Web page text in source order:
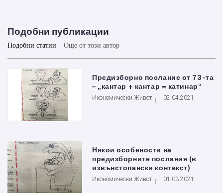
Подобни публикации
Подобни статии Още от този автор
Предизборно послание от 73-та
– „кантар + кантар = катинар“
Икономически Живот 02.04.2021
Някои особености на
предизборните послания (в
извънстопански контекст)
Икономически Живот 01.03.2021